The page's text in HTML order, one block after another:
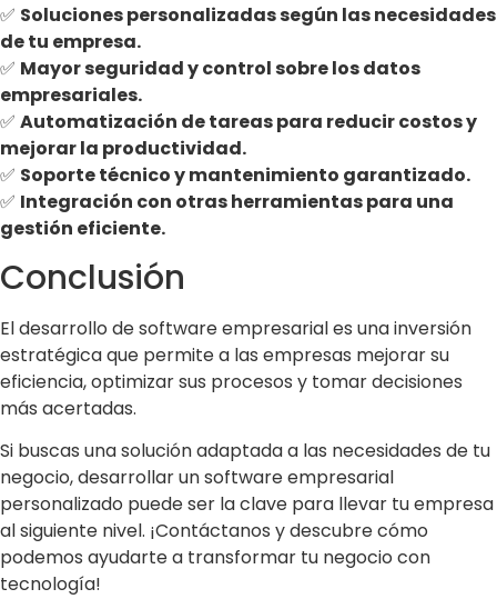
✅ Soluciones personalizadas según las necesidades
de tu empresa.
✅ Mayor seguridad y control sobre los datos
empresariales.
✅ Automatización de tareas para reducir costos y
mejorar la productividad.
✅ Soporte técnico y mantenimiento garantizado.
✅ Integración con otras herramientas para una
gestión eficiente.
Conclusión
El desarrollo de software empresarial es una inversión
estratégica que permite a las empresas mejorar su
eficiencia, optimizar sus procesos y tomar decisiones
más acertadas.
Si buscas una solución adaptada a las necesidades de tu
negocio, desarrollar un software empresarial
personalizado puede ser la clave para llevar tu empresa
al siguiente nivel. ¡Contáctanos y descubre cómo
podemos ayudarte a transformar tu negocio con
tecnología!